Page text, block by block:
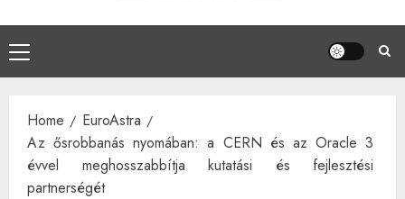
Primary
Menu
Home
EuroAstra
Az ősrobbanás nyomában: a CERN és az Oracle 3
évvel meghosszabbítja kutatási és fejlesztési
partnerségét